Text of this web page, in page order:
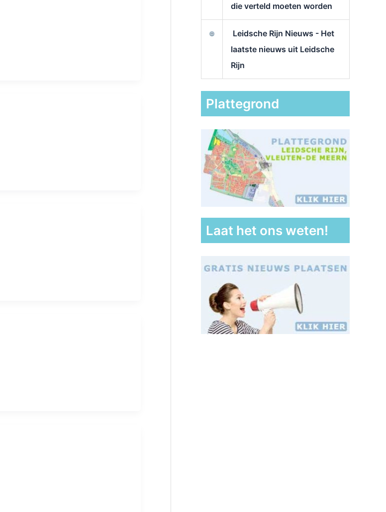
die verteld moeten worden
Leidsche Rijn Nieuws - Het
laatste nieuws uit Leidsche
Rijn
Plattegrond
Laat het ons weten!